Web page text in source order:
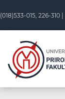
to
content
(018)533-015, 226-310 |